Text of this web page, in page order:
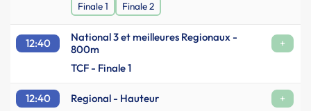
Finale 1 Finale 2
12:40
National 3 et meilleures Regionaux -
800m
+
TCF - Finale 1
12:40 Regional - Hauteur
+